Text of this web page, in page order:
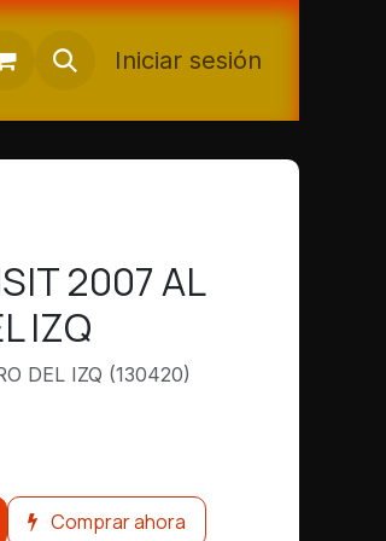
Iniciar sesión
2007 AL
IZQ
DEL IZQ (130420)
Comprar ahora